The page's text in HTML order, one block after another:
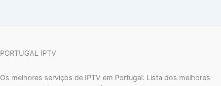
PORTUGAL IPTV
Os melhores serviços de IPTV em Portugal: Lista dos melhores